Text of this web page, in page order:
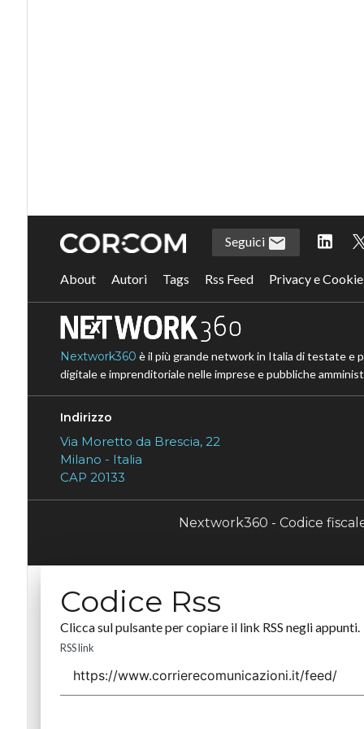
Seguici
About Autori Tags Rss Feed Privacy e
Nextwork360 è il più grande network in Italia di testate e
digitale e imprenditoriale nelle imprese e pubbliche
Indirizzo
Via Moretto da Brescia, 22
Milano - Italia
CAP 20133
Nextwork360 - Codice
Codice Rss
Clicca sul pulsante per copiare il link RSS negli appunti.
RSS link